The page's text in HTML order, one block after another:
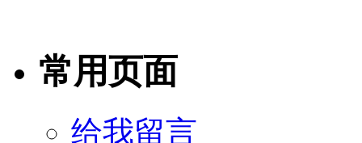
常用页面
给我留言